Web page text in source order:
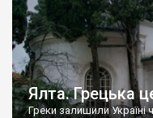
Ялта. Грецька
Греки залишили